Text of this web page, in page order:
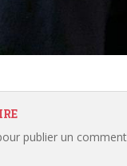
publier un